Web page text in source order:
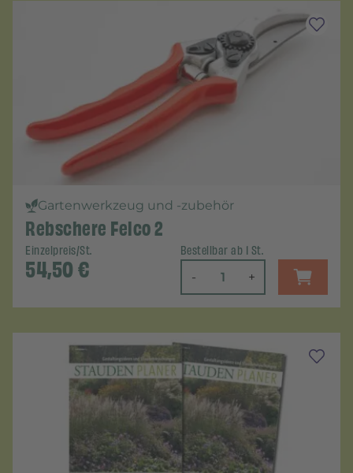
Gartenwerkzeug und -zubehör
Rebschere Felco 2
Einzelpreis/St.
54,50€
Bestellbar ab 1 St.
- +